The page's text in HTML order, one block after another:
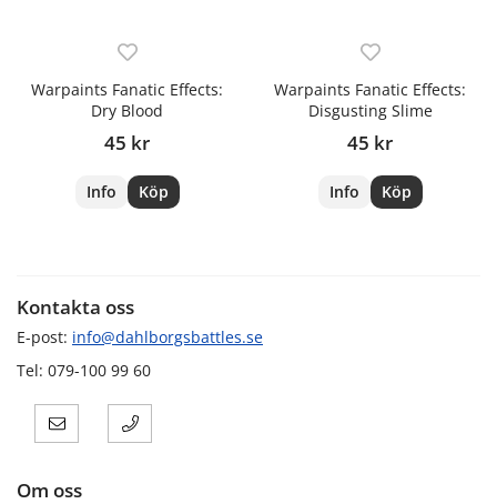
Warpaints Fanatic Effects:
Dry Blood
45 kr
Info Köp
Warpaints Fanatic Effects:
Disgusting Slime
45 kr
Info Köp
Kontakta oss
E-post: info@dahlborgsbattles.se
Tel: 079-100 99 60
Om oss